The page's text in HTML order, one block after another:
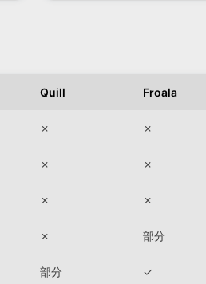
Quill Froala
✗ ✗
✗ ✗
✗ ✗
✗ 部分
部分 ✓